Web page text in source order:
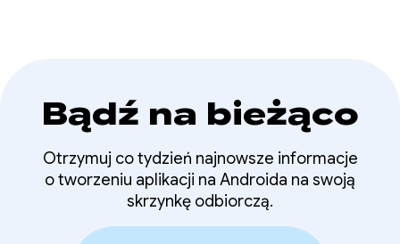
Bądź na bieżąco
Otrzymuj co tydzień najnowsze informacje
o tworzeniu aplikacji na Androida na swoją
skrzynkę odbiorczą.